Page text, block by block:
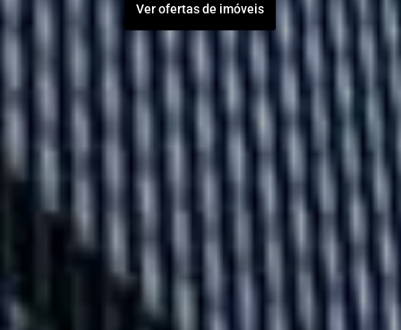
Ver ofertas de imóveis